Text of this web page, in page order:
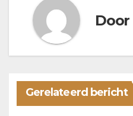
Door
Gerelateerd bericht